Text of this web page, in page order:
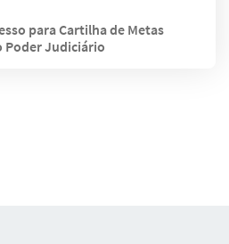
para Cartilha de Metas
Poder Judiciário